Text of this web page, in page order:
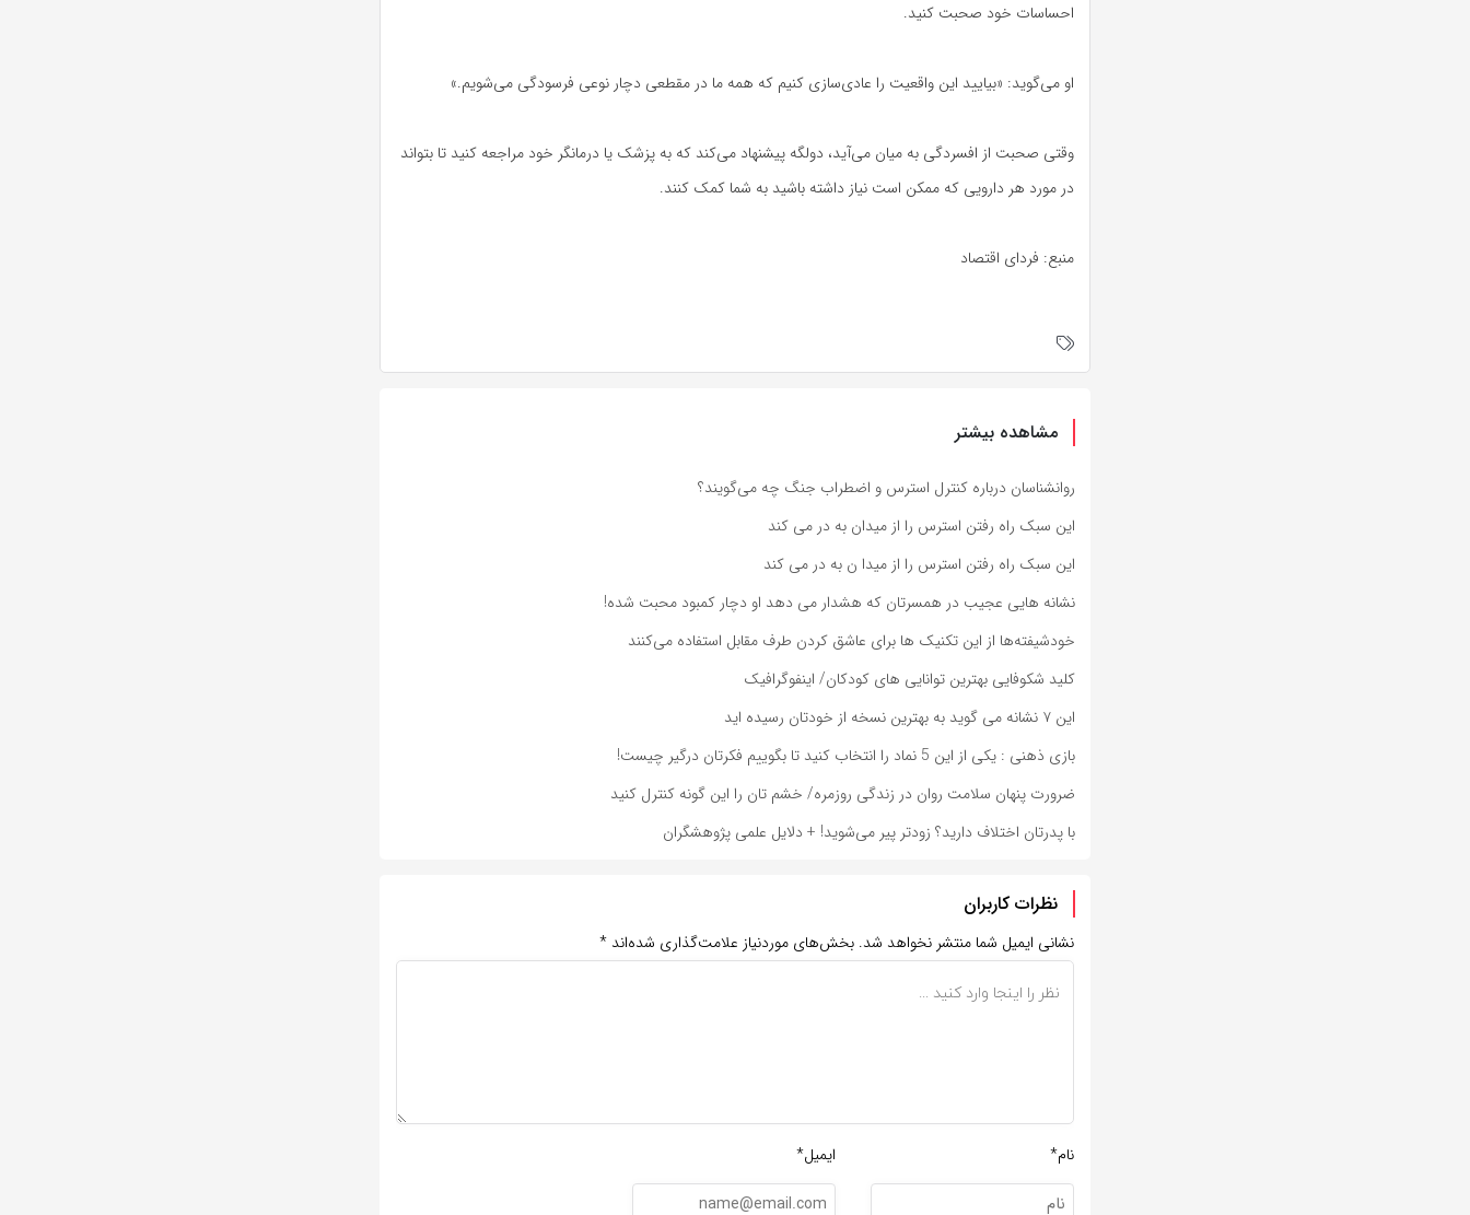
احساسات خود صحبت کنید.
او می‌گوید: «بیایید این واقعیت را عادی‌سازی کنیم که همه ما در مقطعی دچار نوعی فرسودگی می‌شویم.»
وقتی صحبت از افسردگی به میان می‌آید، دولگه پیشنهاد می‌کند که به پزشک یا درمانگر خود مراجعه کنید تا بتواند
در مورد هر دارویی که ممکن است نیاز داشته باشید به شما کمک کنند.
منبع: فردای اقتصاد
مشاهده بیشتر
روانشناسان درباره کنترل استرس و اضطراب جنگ چه می‌گویند؟
این سبک راه رفتن استرس را از میدان به در می کند
این سبک راه رفتن استرس را از میدا ن به در می کند
نشانه هایی عجیب در همسرتان که هشدار می دهد او دچار کمبود محبت شده!
خودشیفته‌ها از این تکنیک ها برای عاشق کردن طرف مقابل استفاده می‌کنند
کلید شکوفایی بهترین توانایی های کودکان/ اینفوگرافیک
این ۷ نشانه می گوید به بهترین نسخه از خودتان رسیده اید
بازی ذهنی : یکی از این 5 نماد را انتخاب کنید تا بگوییم فکرتان درگیر چیست!
ضرورت پنهان سلامت روان در زندگی روزمره/ خشم تان را این گونه کنترل کنید
با پدرتان اختلاف دارید؟ زودتر پیر می‌شوید! + دلایل علمی پژوهشگران
نظرات کاربران
نشانی ایمیل شما منتشر نخواهد شد. بخش‌های موردنیاز علامت‌گذاری شده‌اند *
نام* ایمیل*